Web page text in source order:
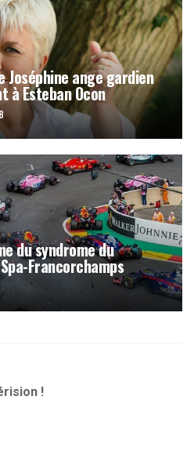
Joséphine ange gardien
à Esteban Ocon
du syndrome du
Francorchamps
!